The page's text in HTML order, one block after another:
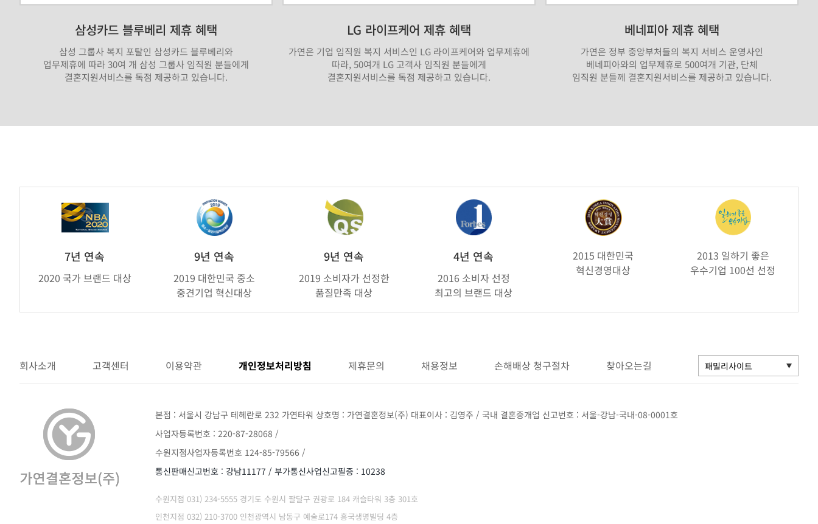
삼성카드 블루베리 제휴 혜택
삼성 그룹사 복지 포탈인 삼성카드 블루베리와
업무제휴에 따라 30여 개 삼성 그룹사 임직원 분들에게
결혼지원서비스를 독점 제공하고 있습니다.
LG 라이프케어 제휴 혜택
가연은 기업 임직원 복지 서비스인 LG 라이프케어와 업무제휴에
따라, 50여개 LG 고객사 임직원 분들에게
결혼지원서비스를 독점 제공하고 있습니다.
베네피아 제휴 혜택
가연은 정부 중앙부처들의 복지 서비스 운영사인
베네피아와의 업무제휴로 500여개 기관, 단체
임직원 분들께 결혼지원서비스를 제공하고 있습니다.
7년 연속
2020 국가 브랜드 대상
9년 연속
2019 대한민국 중소
중견기업 혁신대상
9년 연속
2019 소비자가 선정한
품질만족 대상
4년 연속
2016 소비자 선정
최고의 브랜드 대상
2015 대한민국
혁신경영대상
2013 일하기 좋은
우수기업 100선 선정
회사소개 고객센터 이용약관 개인정보처리방침 제휴문의 채용정보 손해배상 청구절차 찾아오는길
본점 : 서울시 강남구 테헤란로 232 가연타워 상호명 : 가연결혼정보(주) 대표이사 : 김영주 / 국내 결혼중개업 신고번호 : 서울-강남-국내-08-0001호
사업자등록번호 : 220-87-28068 /
수원지점사업자등록번호 124-85-79566 /
통신판매신고번호 : 강남11177 / 부가통신사업신고필증 : 10238
수원지점 031) 234-5555 경기도 수원시 팔달구 권광로 184 캐슬타워 3층 301호
인천지점 032) 210-3700 인천광역시 남동구 예술로174 흥국생명빌딩 4층